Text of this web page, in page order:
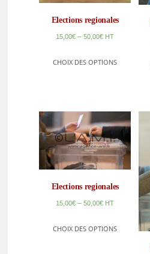
Elections regionales
15,00€ –50,00€ HT
CHOIX DES OPTIONS
Elections regionales
15,00€ –50,00€ HT
CHOIX DES OPTIONS